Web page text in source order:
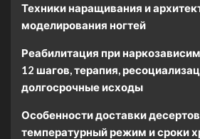
Техники наращивания и
моделирования ногтей
Реабилитация при
12 шагов, терапия,
долгосрочные исходы
Особенности доставки
температурный режим и сроки